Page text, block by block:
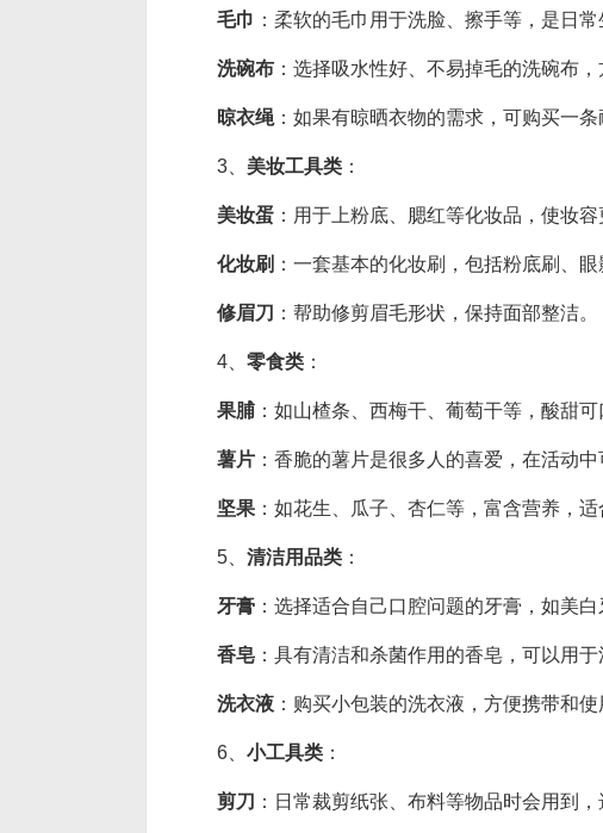
毛巾 ：柔软的毛巾用于洗脸、擦手等，是日常
洗碗布 ：选择吸水性好、不易掉毛的洗碗布，
晾衣绳 ：如果有晾晒衣物的需求，可购买一
3、 美妆工具类 ：
美妆蛋 ：用于上粉底、腮红等化妆品，使妆容
化妆刷 ：一套基本的化妆刷，包括粉底刷、
修眉刀 ：帮助修剪眉毛形状，保持面部整洁。
4、 零食类 ：
果脯 ：如山楂条、西梅干、葡萄干等，酸甜
薯片 ：香脆的薯片是很多人的喜爱，在活动
坚果 ：如花生、瓜子、杏仁等，富含营养，适
5、 清洁用品类 ：
牙膏 ：选择适合自己口腔问题的牙膏，如美白
香皂 ：具有清洁和杀菌作用的香皂，可以用于
洗衣液 ：购买小包装的洗衣液，方便携带和
6、 小工具类 ：
剪刀 ：日常裁剪纸张、布料等物品时会用到